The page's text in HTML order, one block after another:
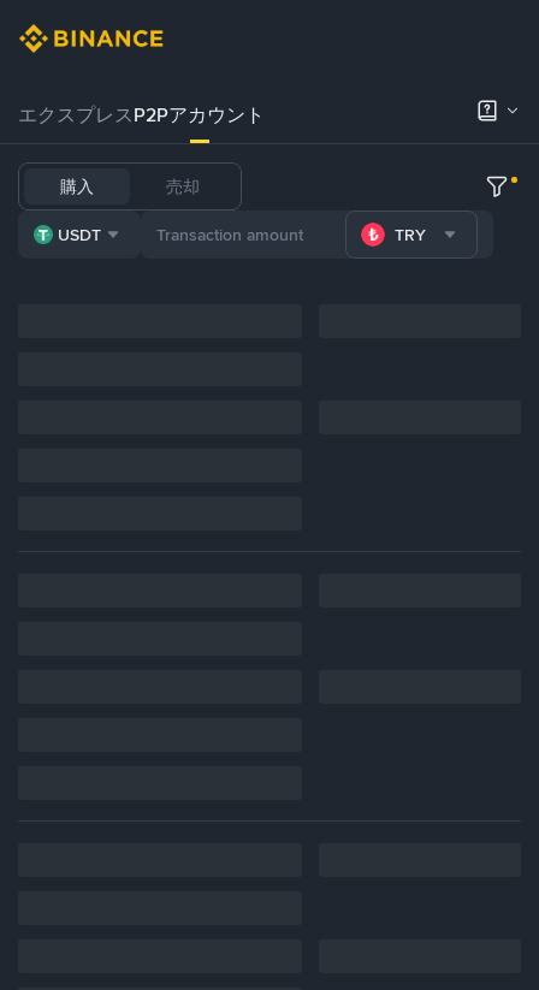
エクスプレスP2Pアカウント
購入 売却
USDT TRY